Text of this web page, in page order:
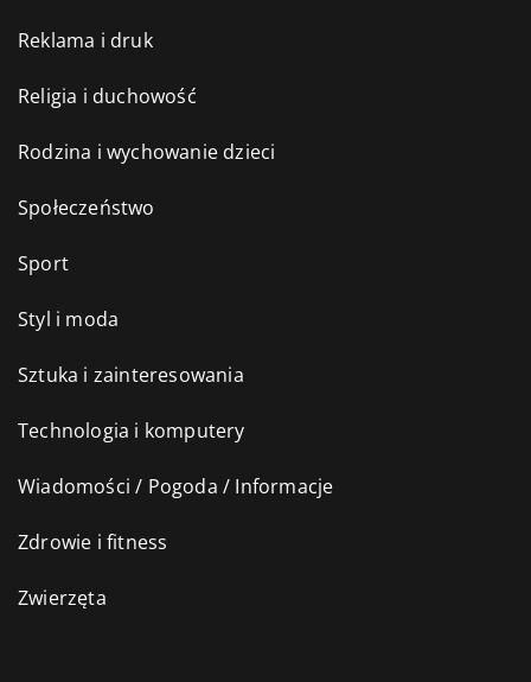
Reklama i druk
Religia i duchowość
Rodzina i wychowanie dzieci
Społeczeństwo
Sport
Styl i moda
Sztuka i zainteresowania
Technologia i komputery
Wiadomości / Pogoda / Informacje
Zdrowie i fitness
Zwierzęta